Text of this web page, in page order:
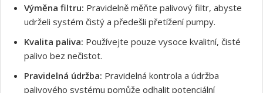
Výměna filtru: Pravidelně měňte palivový filtr, abyste
udrželi systém čistý a předešli přetížení pumpy.
Kvalita paliva: Používejte pouze vysoce kvalitní, čisté
palivo bez nečistot.
Pravidelná údržba: Pravidelná kontrola a údržba
palivového systému pomůže odhalit potenciální